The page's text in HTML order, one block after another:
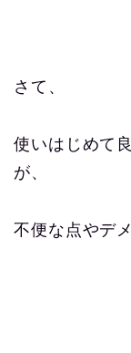
さて、
使いはじめて
が、
不便な点やデ